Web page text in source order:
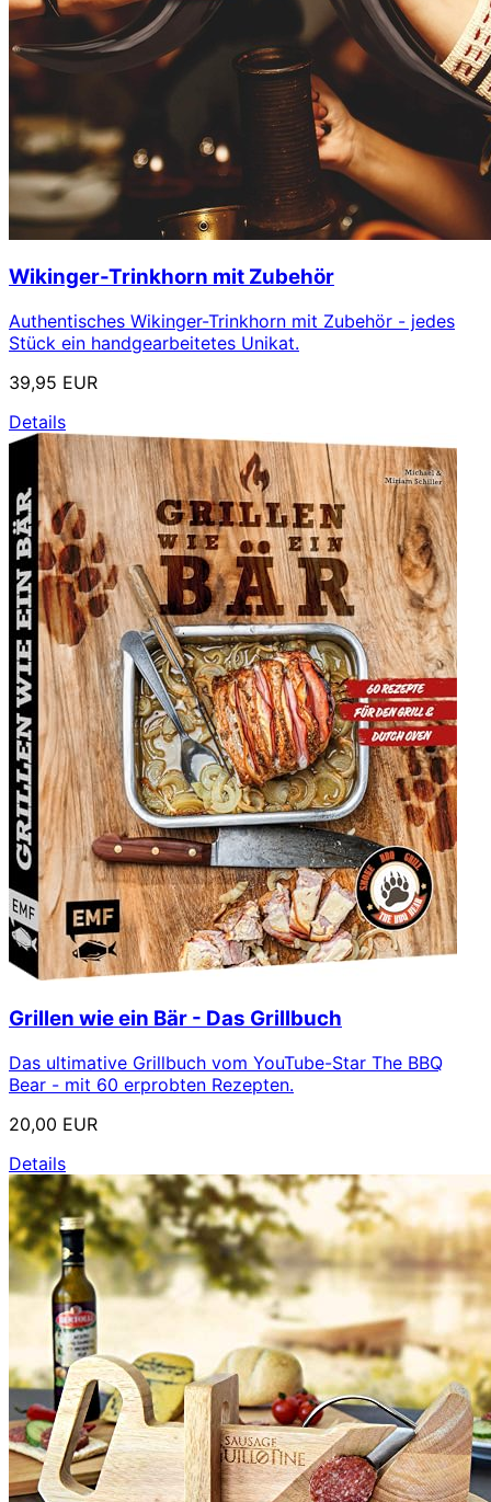
Wikinger-Trinkhorn mit Zubehör
Authentisches Wikinger-Trinkhorn mit Zubehör - jedes
Stück ein handgearbeitetes Unikat.
39,95 EUR
Details
Grillen wie ein Bär - Das Grillbuch
Das ultimative Grillbuch vom YouTube-Star The BBQ
Bear - mit 60 erprobten Rezepten.
20,00 EUR
Details